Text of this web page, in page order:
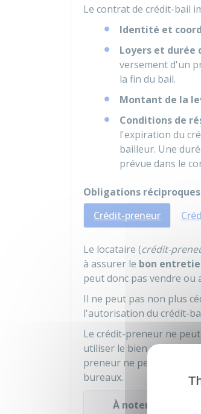
Le contrat de crédit-bail
Identité et
Loyers et durée
versement d'un
la fin du bail.
Montant de la
Conditions de
l'expiration du
bailleur. Une
prévue dans le
Obligations
Crédit-preneur
Le locataire (crédit-
à assurer le bon
peut donc pas vendre ou
Il ne peut pas non plus
l'autorisation du crédit-
Le crédit-preneur ne
utiliser le bien pour un
preneur ne peut pas
bureaux.
À noter